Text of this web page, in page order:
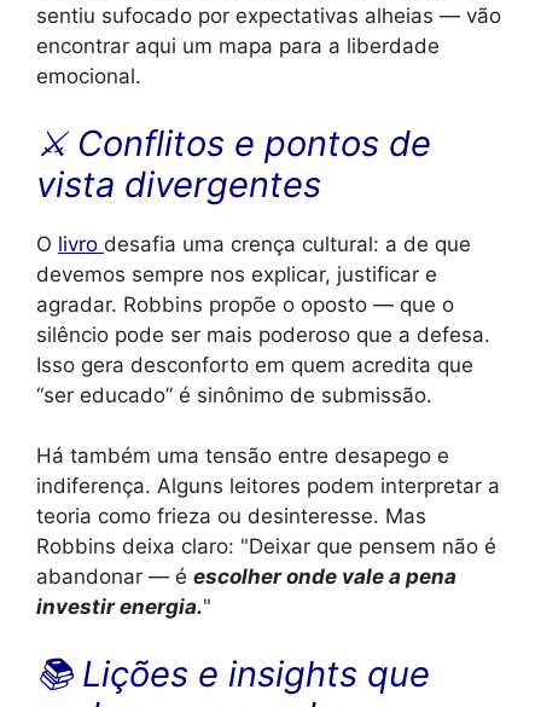
sentiu sufocado por expectativas alheias — vão
encontrar aqui um mapa para a liberdade
emocional.
⚔️ Conflitos e pontos de
vista divergentes
O livro desafia uma crença cultural: a de que
devemos sempre nos explicar, justificar e
agradar. Robbins propõe o oposto — que o
silêncio pode ser mais poderoso que a defesa.
Isso gera desconforto em quem acredita que
“ser educado” é sinônimo de submissão.
Há também uma tensão entre desapego e
indiferença. Alguns leitores podem interpretar a
teoria como frieza ou desinteresse. Mas
Robbins deixa claro:
Deixar que pensem não é
abandonar — é escolher onde vale a pena
investir energia.
📚 Lições e insights que